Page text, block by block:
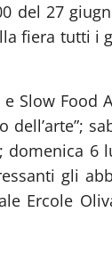
del 27
fiera tutti i
Slow
gli
Ercole